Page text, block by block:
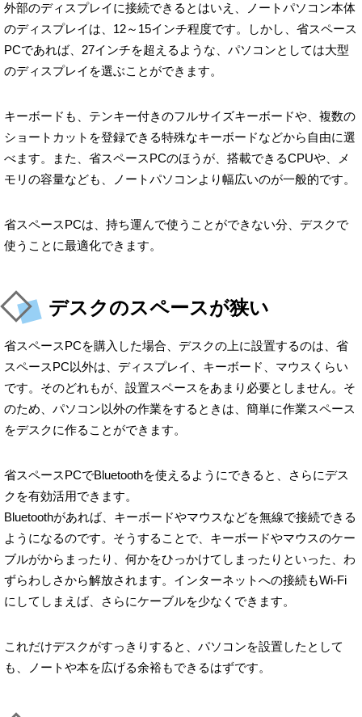
外部のディスプレイに接続できるとはいえ、ノートパソコン本体
のディスプレイは、12～15インチ程度です。しかし、省スペース
PCであれば、27インチを超えるような、パソコンとしては大型
のディスプレイを選ぶことができます。
キーボードも、テンキー付きのフルサイズキーボードや、複数の
ショートカットを登録できる特殊なキーボードなどから自由に選
べます。また、省スペースPCのほうが、搭載できるCPUや、メ
モリの容量なども、ノートパソコンより幅広いのが一般的です。
省スペースPCは、持ち運んで使うことができない分、デスクで
使うことに最適化できます。
デスクのスペースが狭い
省スペースPCを購入した場合、デスクの上に設置するのは、省
スペースPC以外は、ディスプレイ、キーボード、マウスくらい
です。そのどれもが、設置スペースをあまり必要としません。そ
のため、パソコン以外の作業をするときは、簡単に作業スペース
をデスクに作ることができます。
省スペースPCでBluetoothを使えるようにできると、さらにデス
クを有効活用できます。
Bluetoothがあれば、キーボードやマウスなどを無線で接続できる
ようになるのです。そうすることで、キーボードやマウスのケー
ブルがからまったり、何かをひっかけてしまったりといった、わ
ずらわしさから解放されます。インターネットへの接続もWi-Fi
にしてしまえば、さらにケーブルを少なくできます。
これだけデスクがすっきりすると、パソコンを設置したとして
も、ノートや本を広げる余裕もできるはずです。